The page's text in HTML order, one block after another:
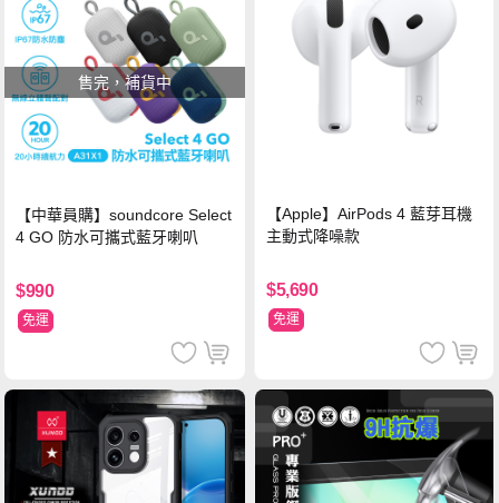
售完，補貨中
【中華員購】soundcore Select
4 GO 防水可攜式藍牙喇叭
$990
免運
【Apple】AirPods 4 藍芽耳機
主動式降噪款
$5,690
免運